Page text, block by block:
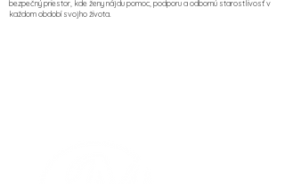
bezpečný priestor, kde ženy nájdu pomoc, podporu a odbornú starostlivosť v
každom období svojho života.​